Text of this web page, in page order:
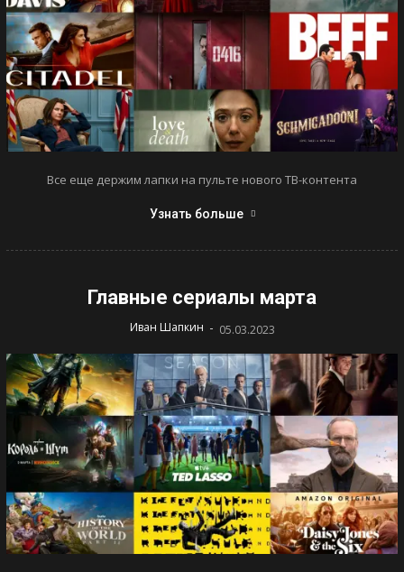
Все еще держим лапки на пульте нового ТВ-контента
Узнать больше
Главные сериалы марта
Иван Шапкин - 05.03.2023